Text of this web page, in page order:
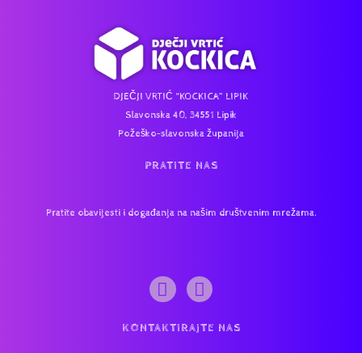
DJEČJI VRTIĆ “KOCKICA” LIPIK
Slavonska 40, 34551 Lipik
Požeško-slavonska županija
PRATITE NAS
Pratite obavijesti i događanja na našim društvenim mrežama.
KONTAKTIRAJTE NAS